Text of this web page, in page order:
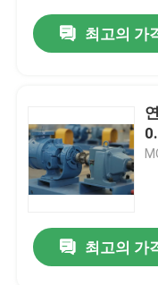
최고의 가
최고의 가